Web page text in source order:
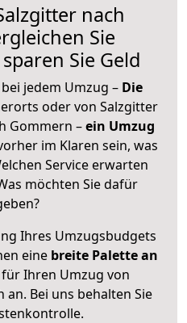
nach
Sie
Sie Geld
jedem Umzug – Die
oder von Salzgitter
Gommern –ein Umzug
im Klaren sein, was
Service erwarten
möchten Sie dafür
Ihres Umzugsbudgets
eine breite Palette an
für Ihren Umzug von
an. Bei uns behalten Sie